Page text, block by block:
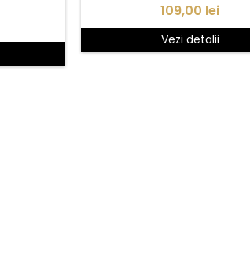
Pret
109,00 lei
Vezi detalii